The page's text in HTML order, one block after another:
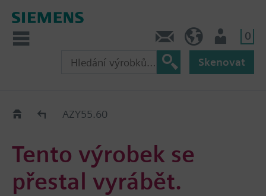
0
Skenovat
Old2NewAZY55.60
Tento výrobek se
přestal vyrábět.